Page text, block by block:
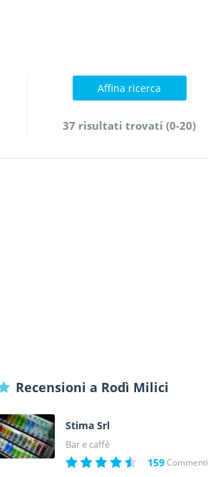
Affina ricerca
37 risultati trovati (0-20)
Recensioni a Rodì Milici
Stima Srl
Bar e caffè
159Commenti